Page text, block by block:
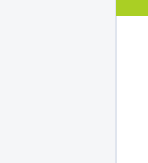
č